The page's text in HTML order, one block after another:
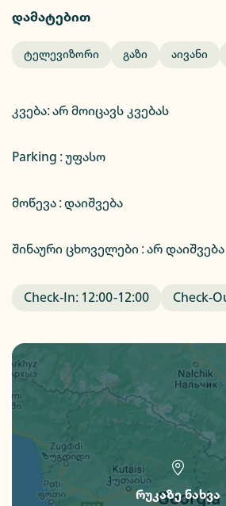
დამატებით
Ტელევიზორი Გაზი Აივანი
კვება:არ მოიცავს კვებას
Parking :უფასო
მოწევა : დაიშვება
შინაური ცხოველები : არ დაიშვება
Check-In: 12:00-12:00 Check-
რუკაზე ნახვა